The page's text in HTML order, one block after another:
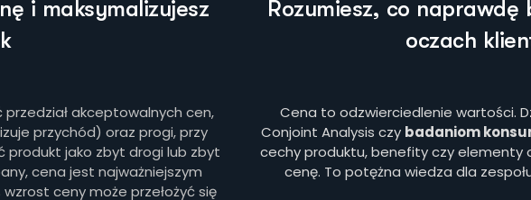
i maksymalizujesz
akceptowalnych cen,
przychód) oraz progi, przy
produkt jako zbyt drogi lub zbyt
cena jest najważniejszym
ceny może przełożyć się
Rozumiesz, co
oczach
Cena to odzwierciedlenie wartości.
Conjoint Analysis czy badaniom
cechy produktu, benefity czy elementy
cenę. To potężna wiedza dla